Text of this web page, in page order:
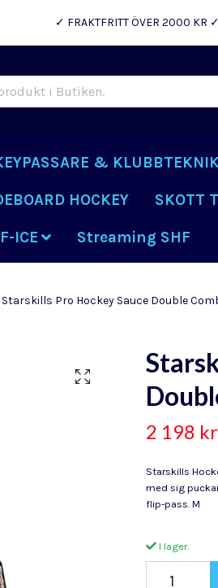
✓ FRAKTFRITT ÖVER 2000 KR
&
HOCKEY SKOTT
ICE
Streaming SHF
Starskills Pro Hockey Sauce Double
2 198 kr
Starskills
med sig
flip-pass. M
I lager.